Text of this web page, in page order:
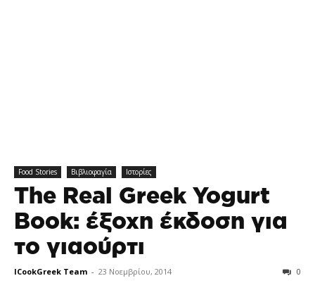
Food Stories Βιβλιοφαγία Ιστορίες
The Real Greek Yogurt
Book: έξοχη έκδοση για
το γιαούρτι
ICookGreek Team - 23 Νοεμβρίου, 2014 0